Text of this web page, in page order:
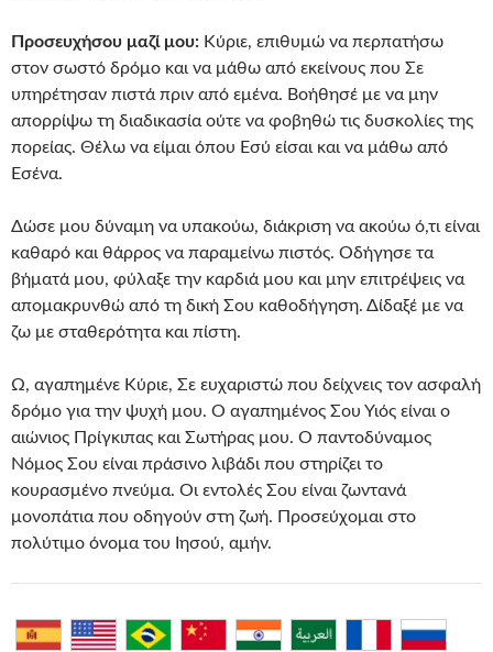
Προσευχήσου μαζί μου: Κύριε, επιθυμώ να περπατήσω
στον σωστό δρόμο και να μάθω από εκείνους που Σε
υπηρέτησαν πιστά πριν από εμένα. Βοήθησέ με να μην
απορρίψω τη διαδικασία ούτε να φοβηθώ τις δυσκολίες της
πορείας. Θέλω να είμαι όπου Εσύ είσαι και να μάθω από
Εσένα.
Δώσε μου δύναμη να υπακούω, διάκριση να ακούω ό,τι είναι
καθαρό και θάρρος να παραμείνω πιστός. Οδήγησε τα
βήματά μου, φύλαξε την καρδιά μου και μην επιτρέψεις να
απομακρυνθώ από τη δική Σου καθοδήγηση. Δίδαξέ με να
ζω με σταθερότητα και πίστη.
Ω, αγαπημένε Κύριε, Σε ευχαριστώ που δείχνεις τον ασφαλή
δρόμο για την ψυχή μου. Ο αγαπημένος Σου Υιός είναι ο
αιώνιος Πρίγκιπας και Σωτήρας μου. Ο παντοδύναμος
Νόμος Σου είναι πράσινο λιβάδι που στηρίζει το
κουρασμένο πνεύμα. Οι εντολές Σου είναι ζωντανά
μονοπάτια που οδηγούν στη ζωή. Προσεύχομαι στο
πολύτιμο όνομα του Ιησού, αμήν.